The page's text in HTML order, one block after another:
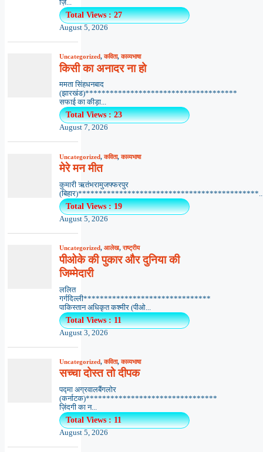
ज़ि...
Total Views : 27
August 5, 2026
Uncategorized,कविता,काव्यभाषा
किसी का अनादर ना हो
ममता सिंहधनबाद
(झारखंड)*************************************
सफाई का कीड़ा...
Total Views : 23
August 7, 2026
Uncategorized,कविता,काव्यभाषा
मेरे मन मीत
कुमारी ऋतंभरामुजफ्फरपुर
Total Views : 19
August 5, 2026
Uncategorized, आलेख,राष्ट्रीय
पीओके की पुकार और दुनिया की
जिम्मेदारी
ललित
गर्गदिल्ली*******************************
पाकिस्तान अधिकृत कश्मीर (पीओ...
Total Views : 11
August 3, 2026
Uncategorized,कविता,काव्यभाषा
सच्चा दोस्त तो दीपक
पद्मा अग्रवालबैंगलोर
(कर्नाटक)********************************
ज़िंदगी का न...
Total Views : 11
August 5, 2026